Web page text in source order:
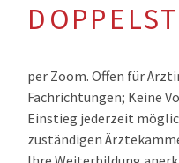
per Zoom. Offen für
Fachrichtungen; Keine
Einstieg jederzeit
zuständigen